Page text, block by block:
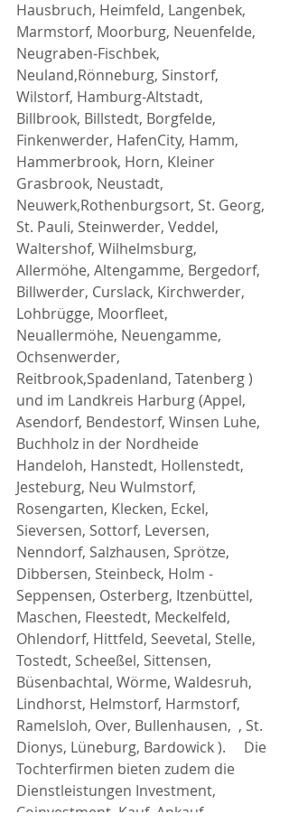
Hausbruch, Heimfeld, Langenbek,
Marmstorf, Moorburg, Neuenfelde,
Neugraben-Fischbek,
Neuland,Rönneburg, Sinstorf,
Wilstorf, Hamburg-Altstadt,
Billbrook, Billstedt, Borgfelde,
Finkenwerder, HafenCity, Hamm,
Hammerbrook, Horn, Kleiner
Grasbrook, Neustadt,
Neuwerk,Rothenburgsort, St. Georg,
St. Pauli, Steinwerder, Veddel,
Waltershof, Wilhelmsburg,
Allermöhe, Altengamme, Bergedorf,
Billwerder, Curslack, Kirchwerder,
Lohbrügge, Moorfleet,
Neuallermöhe, Neuengamme,
Ochsenwerder,
Reitbrook,Spadenland, Tatenberg )
und im Landkreis Harburg (Appel,
Asendorf, Bendestorf, Winsen Luhe,
Buchholz in der Nordheide
Handeloh, Hanstedt, Hollenstedt,
Jesteburg, Neu Wulmstorf,
Rosengarten, Klecken, Eckel,
Sieversen, Sottorf, Leversen,
Nenndorf, Salzhausen, Sprötze,
Dibbersen, Steinbeck, Holm -
Seppensen, Osterberg, Itzenbüttel,
Maschen, Fleestedt, Meckelfeld,
Ohlendorf, Hittfeld, Seevetal, Stelle,
Tostedt, Scheeßel, Sittensen,
Büsenbachtal, Wörme, Waldesruh,
Lindhorst, Helmstorf, Harmstorf,
Ramelsloh, Over, Bullenhausen,  , St.
Dionys, Lüneburg, Bardowick ).     Die
Tochterfirmen bieten zudem die
Dienstleistungen Investment,
Coinvestment, Kauf, Ankauf,